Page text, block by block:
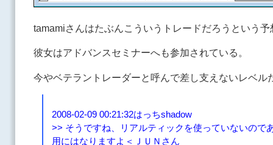
tamamiさんはたぶんこういうトレードだろうという
彼女はアドバンスセミナーへも参加されている。
今やベテラントレーダーと呼んで差し支えないレベル
2008-02-09 00:21:32はっちshadow
>> そうですね、リアルティックを使っていないので
用にはなりますよ＜ＪＵＮさん